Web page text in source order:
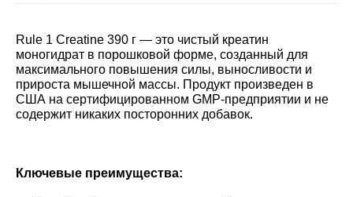
Rule 1 Creatine 390 г — это чистый креатин
моногидрат в порошковой форме, созданный для
максимального повышения силы, выносливости и
прироста мышечной массы. Продукт произведен в
США на сертифицированном GMP-предприятии и не
содержит никаких посторонних добавок.
Ключевые преимущества: